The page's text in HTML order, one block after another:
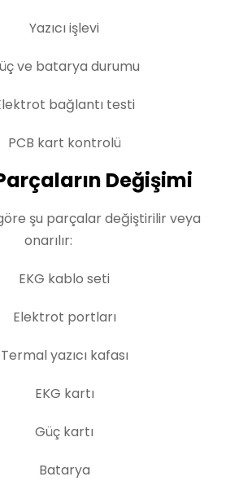
Yazıcı işlevi
ve batarya durumu
bağlantı testi
PCB kart kontrolü
Değişimi
şu parçalar değiştirilir veya
onarılır:
EKG kablo seti
Elektrot portları
Termal yazıcı kafası
EKG kartı
Güç kartı
Batarya